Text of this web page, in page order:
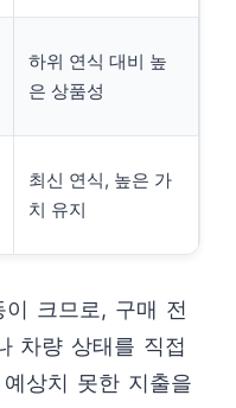
하위 연식 대비 높
은 상품성
최신 연식, 높은 가
치 유지
크므로, 구매 전
차량 상태를 직접
상치 못한 지출을